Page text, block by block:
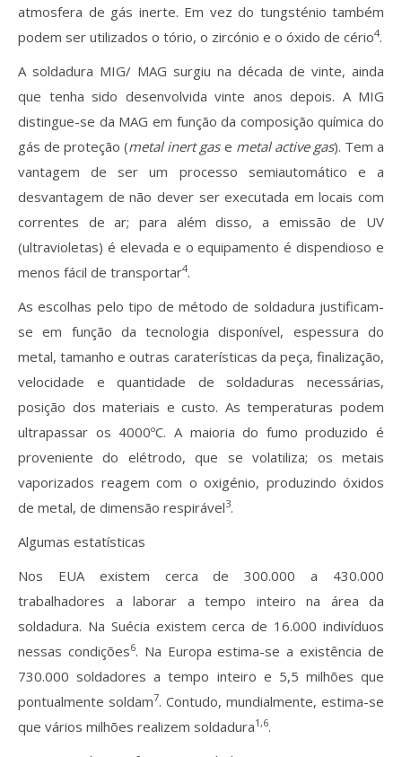
atmosfera de gás inerte. Em vez do tungsténio também
podem ser utilizados o tório, o zircónio e o óxido de cério4.
A soldadura MIG/ MAG surgiu na década de vinte, ainda
que tenha sido desenvolvida vinte anos depois. A MIG
distingue-se da MAG em função da composição química do
gás de proteção (metal inert gase metal active gas). Tem a
vantagem de ser um processo semiautomático e a
desvantagem de não dever ser executada em locais com
correntes de ar; para além disso, a emissão de UV
(ultravioletas) é elevada e o equipamento é dispendioso e
menos fácil de transportar4.
As escolhas pelo tipo de método de soldadura justificam-
se em função da tecnologia disponível, espessura do
metal, tamanho e outras caraterísticas da peça, finalização,
velocidade e quantidade de soldaduras necessárias,
posição dos materiais e custo. As temperaturas podem
ultrapassar os 4000ºC. A maioria do fumo produzido é
proveniente do elétrodo, que se volatiliza; os metais
vaporizados reagem com o oxigénio, produzindo óxidos
de metal, de dimensão respirável3.
Algumas estatísticas
Nos EUA existem cerca de 300.000 a 430.000
trabalhadores a laborar a tempo inteiro na área da
soldadura. Na Suécia existem cerca de 16.000 indivíduos
nessas condições6. Na Europa estima-se a existência de
730.000 soldadores a tempo inteiro e 5,5 milhões que
pontualmente soldam7. Contudo, mundialmente, estima-se
que vários milhões realizem soldadura1,6.